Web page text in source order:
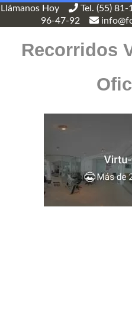
Llámanos Hoy Tel. (55)
96-47-92
Recorridos